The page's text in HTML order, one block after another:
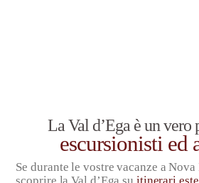
La Val d’Ega è un vero
escursionisti ed
Se durante le vostre vacanze a